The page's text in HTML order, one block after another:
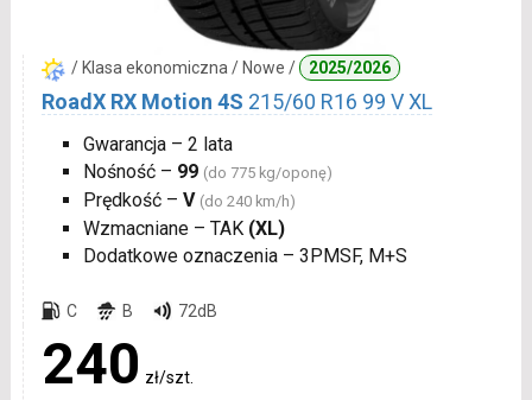
/ Klasa ekonomiczna / Nowe / 2025/2026
RoadX RX Motion 4S 215/60 R16 99 V XL
Gwarancja – 2 lata
Nośność – 99 (do 775 kg/oponę)
Prędkość – V (do 240 km/h)
Wzmacniane – TAK (XL)
Dodatkowe oznaczenia – 3PMSF, M+S
C B 72dB
240 zł/szt.